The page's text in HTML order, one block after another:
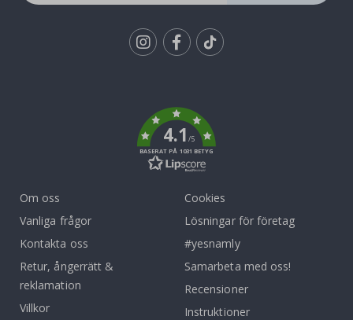
4.1/5
BASERAT PÅ 1031 BETYG
Om oss
Vanliga frågor
Kontakta oss
Retur, ångerrätt &
reklamation
Villkor
Cookies
Lösningar för företag
#yesnamly
Samarbeta med oss!
Recensioner
Instruktioner